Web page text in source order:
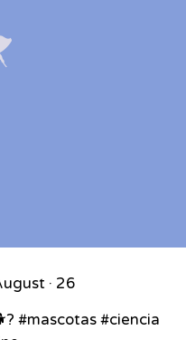
· 26
#mascotas #ciencia